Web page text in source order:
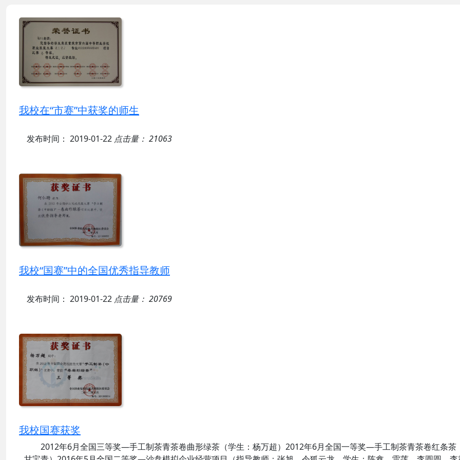
我校在“市赛”中获奖的师生
发布时间： 2019-01-22 点击量： 21063
我校“国赛”中的全国优秀指导教师
发布时间： 2019-01-22 点击量： 20769
我校国赛获奖
2012年6月全国三等奖—手工制茶青茶卷曲形绿茶（学生：杨万超）2012年6月全国一等奖—手工制茶青茶卷红条茶